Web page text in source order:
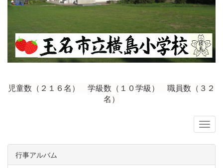
児童数（２１６名） 学級数（１０学級） 職員数（３２
名）
行事アルバム